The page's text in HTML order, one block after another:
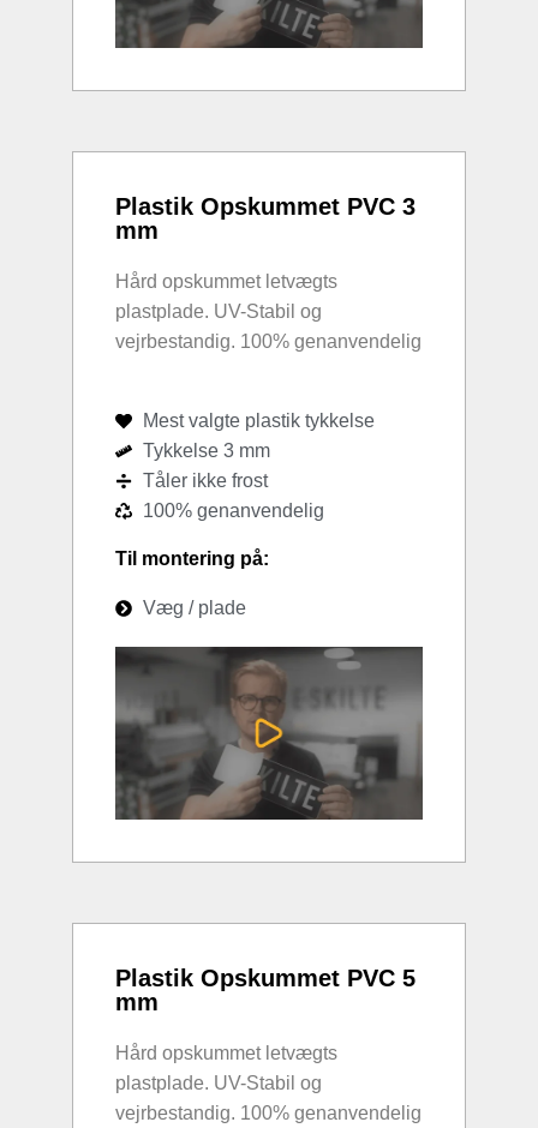
Plastik Opskummet PVC 3
mm
Hård opskummet letvægts
plastplade. UV-Stabil og
vejrbestandig. 100% genanvendelig
Mest valgte plastik tykkelse
Tykkelse 3 mm
Tåler ikke frost
100% genanvendelig
Til montering på:
Væg / plade
Plastik Opskummet PVC 5
mm
Hård opskummet letvægts
plastplade. UV-Stabil og
vejrbestandig. 100% genanvendelig